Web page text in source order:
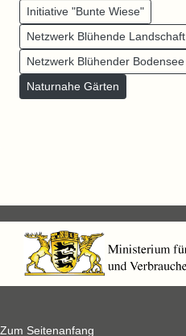
Initiative "Bunte Wiese"
Netzwerk Blühende Landschaft
Netzwerk Blühender Bodensee
Naturnahe Gärten
Zum Seitenanfang